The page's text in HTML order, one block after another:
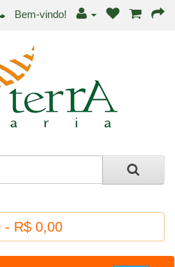
Bem-vindo!
0 - R$ 0,00